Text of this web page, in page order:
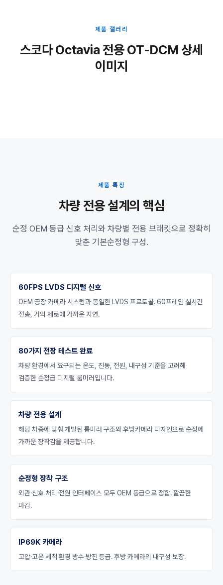
제품 갤러리
스코다 Octavia 전용 OT-DCM 상세
이미지
제품 특징
차량 전용 설계의 핵심
순정 OEM 동급 신호 처리와 차량별 전용 브래킷으로 정확히
맞춘 기본순정형 구성.
60FPS LVDS 디지털 신호
OEM 공장 카메라 시스템과 동일한 LVDS 프로토콜. 60프레임 실시간
전송, 거의 제로에 가까운 지연.
80가지 전장 테스트 완료
차량 환경에서 요구되는 온도, 진동, 전원, 내구성 기준을 고려해
검증한 순정급 디지털 룸미러입니다.
차량 전용 설계
해당 차종에 맞춰 개발된 룸미러 구조와 후방카메라 디자인으로 순정에
가까운 장착감을 제공합니다.
순정형 장착 구조
외관·신호 처리·전원 인터페이스 모두 OEM 동급으로 정합. 깔끔한
마감.
IP69K 카메라
고압·고온 세척 환경 방수·방진 등급. 후방 카메라의 내구성 보장.